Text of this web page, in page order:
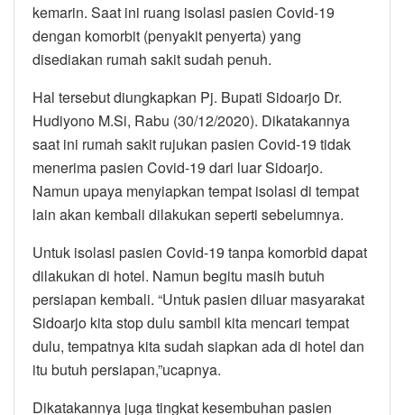
kemarin. Saat ini ruang isolasi pasien Covid-19
dengan komorbit (penyakit penyerta) yang
disediakan rumah sakit sudah penuh.
Hal tersebut diungkapkan Pj. Bupati Sidoarjo Dr.
Hudiyono M.Si, Rabu (30/12/2020). Dikatakannya
saat ini rumah sakit rujukan pasien Covid-19 tidak
menerima pasien Covid-19 dari luar Sidoarjo.
Namun upaya menyiapkan tempat isolasi di tempat
lain akan kembali dilakukan seperti sebelumnya.
Untuk isolasi pasien Covid-19 tanpa komorbid dapat
dilakukan di hotel. Namun begitu masih butuh
persiapan kembali. “Untuk pasien diluar masyarakat
Sidoarjo kita stop dulu sambil kita mencari tempat
dulu, tempatnya kita sudah siapkan ada di hotel dan
itu butuh persiapan,”ucapnya.
Dikatakannya juga tingkat kesembuhan pasien